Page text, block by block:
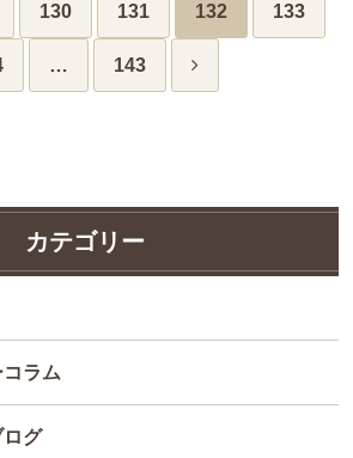
130 131 132 133
… 143
カテゴリー
ラム
グ